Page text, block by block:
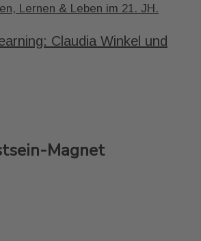
Lernen & Leben im 21. JH.
Claudia Winkel und
Magnet